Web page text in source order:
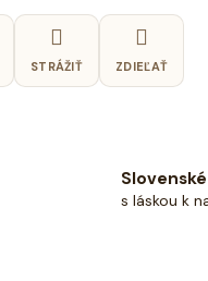
STRÁŽIŤ ZDIEĽAŤ
Slovenské
s láskou k